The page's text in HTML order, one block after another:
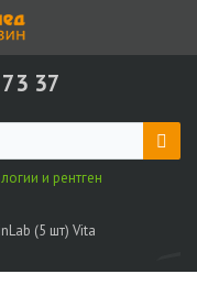
37
и рентген
(5 шт) Vita